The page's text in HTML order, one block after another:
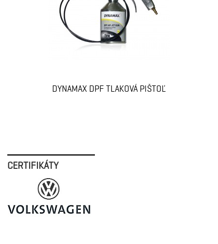
DYNAMAX DPF TLAKOVÁ PIŠTOĽ
CERTIFIKÁTY